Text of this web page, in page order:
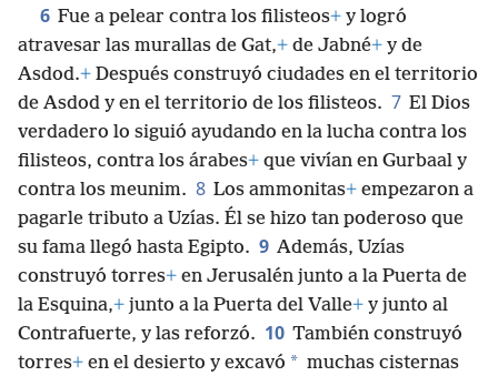
6 Fue a pelear contra los filisteos+ y logró
atravesar las murallas de Gat,+ de Jabné+ y de
Asdod.+ Después construyó ciudades en el territorio
de Asdod y en el territorio de los filisteos. 7 El Dios
verdadero lo siguió ayudando en la lucha contra los
filisteos, contra los árabes+ que vivían en Gurbaal y
contra los meunim. 8 Los ammonitas+ empezaron a
pagarle tributo a Uzías. Él se hizo tan poderoso que
su fama llegó hasta Egipto. 9 Además, Uzías
construyó torres+ en Jerusalén junto a la Puerta de
la Esquina,+ junto a la Puerta del Valle+ y junto al
Contrafuerte, y las reforzó. 10 También construyó
torres+ en el desierto y excavó * muchas cisternas